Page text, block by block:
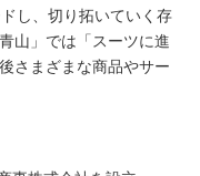
し、切り拓いていく存
山」では「スーツに進
さまざまな商品やサー